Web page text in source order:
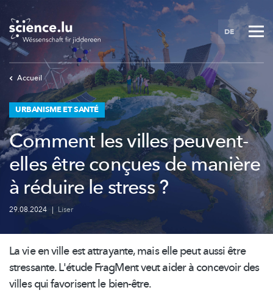
Skip
main
content
DE
Accueil
URBANISME ET SANTÉ
Comment les villes peuvent-
elles être conçues de manière
à réduire le stress ?
29.08.2024 | Liser
La vie en ville est attrayante, mais elle peut aussi être
stressante. L'étude FragMent veut aider à concevoir des
villes qui favorisent le bien-être.